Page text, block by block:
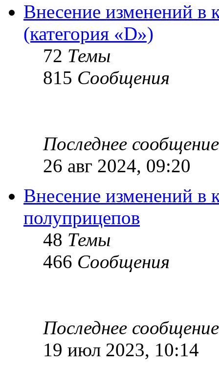
Внесение изменений в
(категория «D»)
72 Темы
815 Сообщения
Последнее сообщение
26 авг 2024, 09:20
Внесение изменений в
полуприцепов
48 Темы
466 Сообщения
Последнее сообщение
19 июл 2023, 10:14